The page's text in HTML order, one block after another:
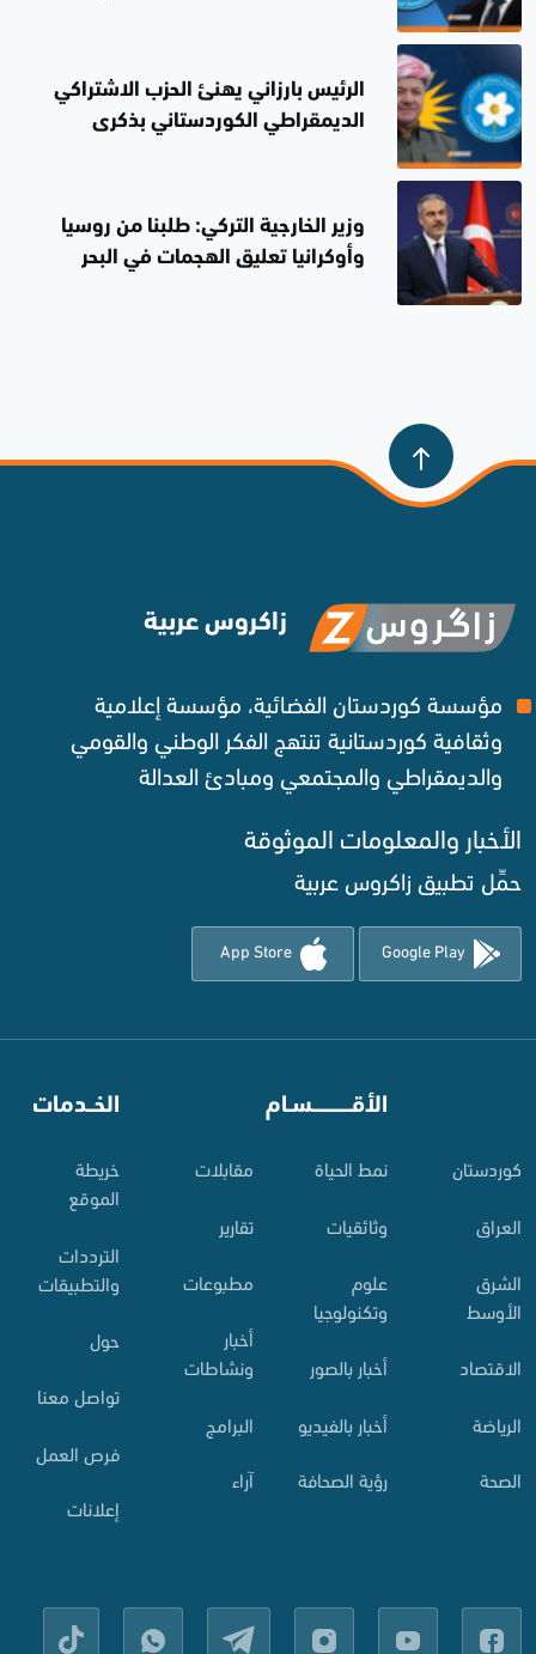
الرئيس بارزاني يهنئ الحزب الاشتراكي
الديمقراطي الكوردستاني بذكرى
وزير الخارجية التركي: طلبنا من روسيا
وأوكرانيا تعليق الهجمات في البحر
زاكروس عربية
مؤسسة كوردستان الفضائية، مؤسسة إعلامية
وثقافية كوردستانية تنتهج الفكر الوطني والقومي
والديمقراطي والمجتمعي ومبادئ العدالة ‌
الأخبار والمعلومات الموثوقة‌
حمِّل تطبيق زاكروس عربية
Google Play
App Store
کوردستان
العراق
الشرق
الأوسط
الاقتصاد
الرياضة
الصحة
الأقـــــــــــسـام
نمط الحياة
وثائقيات
علوم
وتكنولوجيا
أخبار بالصور
أخبار بالفيديو
رؤية الصحافة
مقابلات
تقارير
مطبوعات
أخبار
ونشاطات
البرامج
آراء
الخــدمات
خريطة
الموقع
الترددات
والتطبيقات
حول
تواصل معنا
فرص العمل
إعلانات